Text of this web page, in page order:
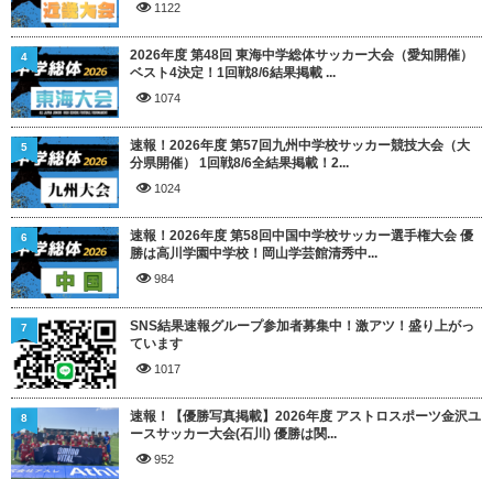
1122
2026年度 第48回 東海中学総体サッカー大会（愛知開催）
ベスト4決定！1回戦8/6結果掲載 ...
1074
4
速報！2026年度 第57回九州中学校サッカー競技大会（大
分県開催） 1回戦8/6全結果掲載！2...
1024
5
速報！2026年度 第58回中国中学校サッカー選手権大会 優
勝は高川学園中学校！岡山学芸館清秀中...
984
6
SNS結果速報グループ参加者募集中！激アツ！盛り上がっ
ています
1017
7
速報！【優勝写真掲載】2026年度 アストロスポーツ金沢ユ
ースサッカー大会(石川) 優勝は関...
952
8